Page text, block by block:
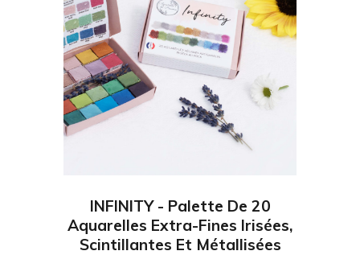
INFINITY - Palette De 20
Aquarelles Extra-Fines Irisées,
Scintillantes Et Métallisées